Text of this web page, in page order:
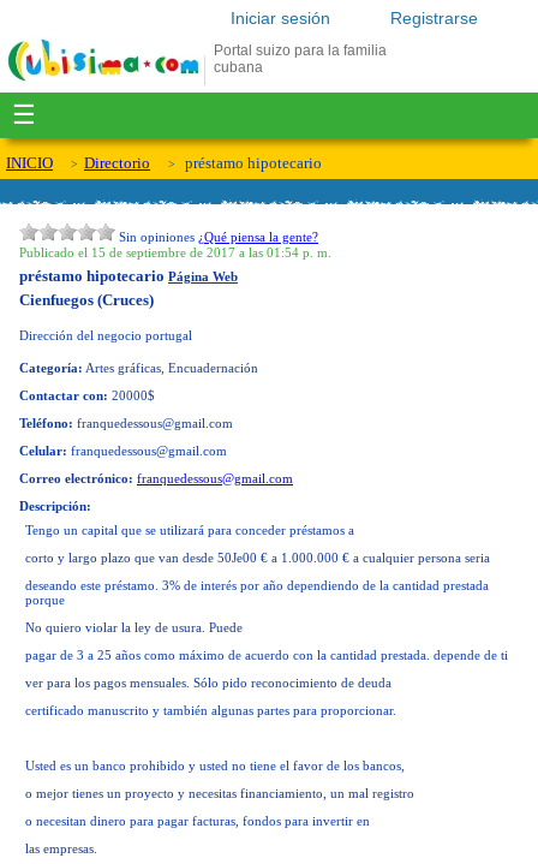
Registrarse
Iniciar sesión
Portal suizo para la familia
cubana
☰
INICIO Directorio préstamo hipotecario
Sin opiniones ¿Qué piensa la gente?
Publicado el 15 de septiembre de 2017 a las 01:54 p. m.
préstamo hipotecario Página Web
Cienfuegos (Cruces)
Dirección del negocio portugal
Categoría: Artes gráficas, Encuadernación
Contactar con: 20000$
Teléfono: franquedessous@gmail.com
Celular: franquedessous@gmail.com
Correo electrónico: franquedessous@gmail.com
Descripción:
Tengo un capital que se utilizará para conceder préstamos a
corto y largo plazo que van desde 50Je00 € a 1.000.000 € a cualquier persona seria
deseando este préstamo. 3% de interés por año dependiendo de la cantidad prestada
porque
No quiero violar la ley de usura. Puede
pagar de 3 a 25 años como máximo de acuerdo con la cantidad prestada. depende de ti
ver para los pagos mensuales. Sólo pido reconocimiento de deuda
certificado manuscrito y también algunas partes para proporcionar.
Usted es un banco prohibido y usted no tiene el favor de los bancos,
o mejor tienes un proyecto y necesitas financiamiento, un mal registro
o necesitan dinero para pagar facturas, fondos para invertir en
las empresas.